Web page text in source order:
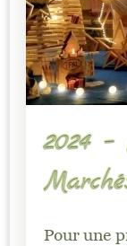
2024
Pour une